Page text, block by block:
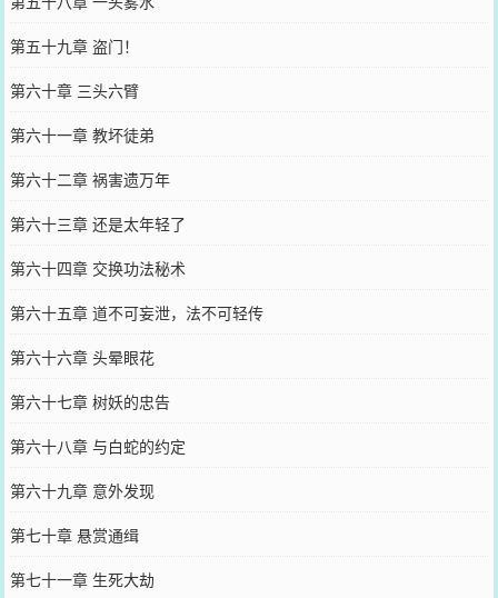
第五十九章 盗门！
第六十章 三头六臂
第六十一章 教坏徒弟
第六十二章 祸害遗万年
第六十三章 还是太年轻了
第六十四章 交换功法秘术
第六十五章 道不可妄泄，法不可轻传
第六十六章 头晕眼花
第六十七章 树妖的忠告
第六十八章 与白蛇的约定
第六十九章 意外发现
第七十章 悬赏通缉
第七十一章 生死大劫